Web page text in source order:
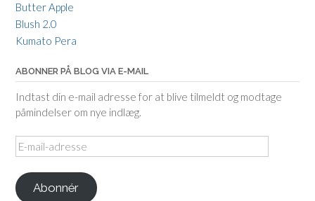
Butter Apple
Blush 2.0
Kumato Pera
ABONNER PÅ BLOG VIA E-MAIL
Indtast din e-mail adresse for at blive tilmeldt og modtage
påmindelser om nye indlæg.
E-
mail-
adresse
Abonnér